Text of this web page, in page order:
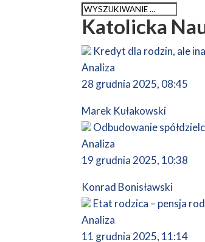
Katolicka
Kredyt dla rodzin, ale
Analiza
28 grudnia 2025, 08:45
Marek Kułakowski
Odbudowanie
Analiza
19 grudnia 2025, 10:38
Konrad Bonisławski
Etat rodzica – pensja
Analiza
11 grudnia 2025, 11:14